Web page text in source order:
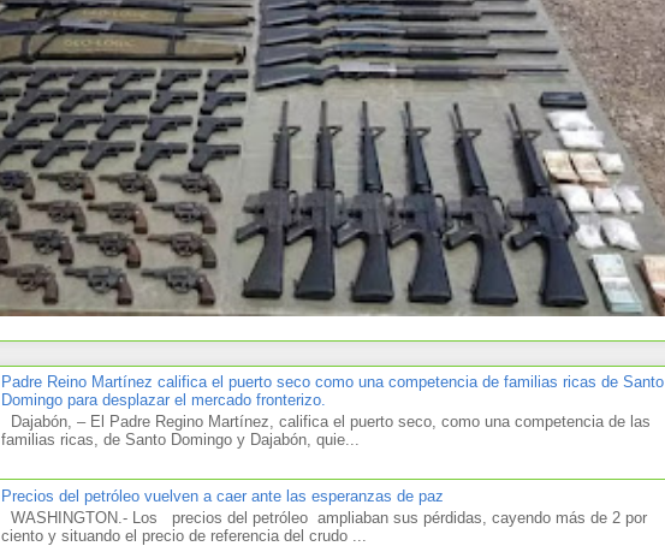
Padre Reino Martínez califica el puerto seco como una competencia de familias ricas de Santo
Domingo para desplazar el mercado fronterizo.
Dajabón, – El Padre Regino Martínez, califica el puerto seco, como una competencia de las
familias ricas, de Santo Domingo y Dajabón, quie...
Precios del petróleo vuelven a caer ante las esperanzas de paz
WASHINGTON.- Los precios del petróleo ampliaban sus pérdidas, cayendo más de 2 por
ciento y situando el precio de referencia del crudo ...